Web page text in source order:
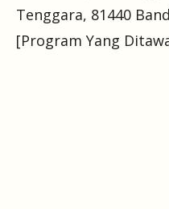
Tenggara, 81440
[Program Yang